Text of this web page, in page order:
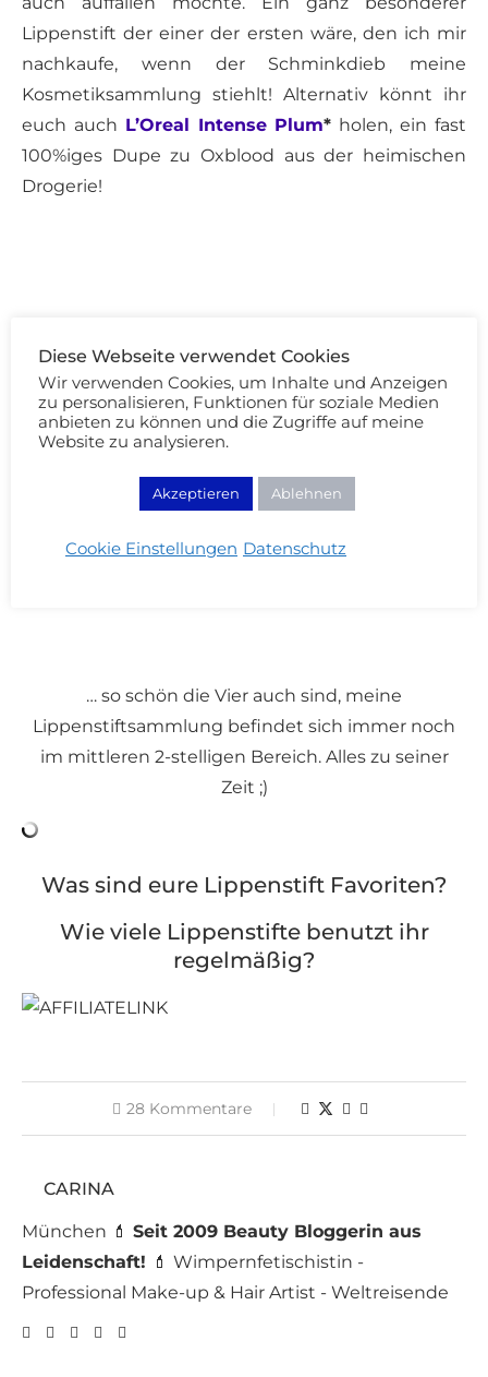
Lippenstift der einer der ersten wäre, den ich mir
nachkaufe, wenn der Schminkdieb meine
Kosmetiksammlung stiehlt! Alternativ könnt ihr
euch auch L’Oreal Intense Plum* holen, ein fast
100%iges Dupe zu Oxblood aus der heimischen
Drogerie!
Lauder Envious | Burberry Oxblood
MAC Yash | Estée Lauder Defiant Coral | Estée
Lauder Envious | Burberry Oxblood
… so schön die Vier auch sind, meine
Lippenstiftsammlung befindet sich immer noch
im mittleren 2-stelligen Bereich. Alles zu seiner
Zeit ;)
Was sind eure Lippenstift Favoriten?
Wie viele Lippenstifte benutzt ihr
regelmäßig?
28 Kommentare
CARINA
München 💄 Seit 2009 Beauty Bloggerin aus
Leidenschaft! 💄 Wimpernfetischistin -
Professional Make-up & Hair Artist - Weltreisende
Diese Webseite verwendet Cookies
Wir verwenden Cookies, um Inhalte und Anzeigen
zu personalisieren, Funktionen für soziale Medien
anbieten zu können und die Zugriffe auf meine
Website zu analysieren.
Akzeptieren Ablehnen
Cookie Einstellungen Datenschutz